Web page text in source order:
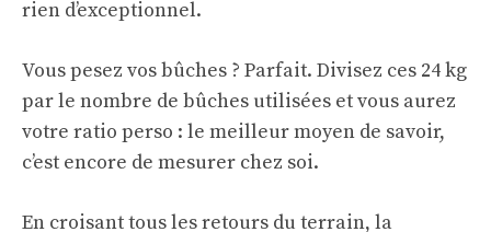
rien d’exceptionnel.
Vous pesez vos bûches ? Parfait. Divisez ces 24 kg
par le nombre de bûches utilisées et vous aurez
votre ratio perso : le meilleur moyen de savoir,
c’est encore de mesurer chez soi.
En croisant tous les retours du terrain, la